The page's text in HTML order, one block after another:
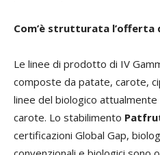
Com’è strutturata l’offerta
Le linee di prodotto di IV
composte da patate, carote,
linee del biologico
carote. Lo stabilimento
certificazioni Global Gap,